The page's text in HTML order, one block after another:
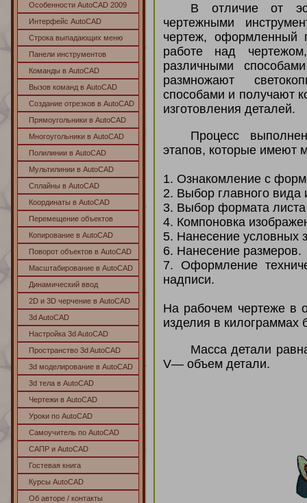
Особенности AutoCAD 2009
Интерфейс AutoCAD
Строка выпадающих меню
Панели инструментов
Команды в AutoCAD
Вызов команд в AutoCAD
Создание отрезков в AutoCAD
Прямоугольники в AutoCAD
Многоугольники в AutoCAD
Полилинии в AutoCAD
Мультилинии в AutoCAD
Сплайны в AutoCAD
Координаты в AutoCAD
Перемещение объектов
Копирование в AutoCAD
Поворот объектов в AutoCAD
Масштабирование в AutoCAD
Динамический ввод
2D и 3D черчение в AutoCAD
3d AutoCAD
Настройка 3d AutoCAD
Пространство 3d AutoCAD
3d моделирование в AutoCAD
3d тела в AutoCAD
Чертежи в AutoCAD
Уроки по AutoCAD
Самоучитель по AutoCAD
САПР и AutoCAD
Гостевая книга
Курсы AutoCAD
Об авторе / контакты
В отличие от
чертежными
чертеж, оформленный
работе над
различными
размножают
способами и получают
изготовления деталей.
Процесс
этапов, которые имеют
1. Ознакомление с
2. Выбор главного вида
3. Выбор формата
4. Компоновка
5. Нанесение условных
6. Нанесение размеров.
7. Оформление
надписи.
На рабочем чертеже в
изделия в килограммах
Масса детали
V— объем детали.